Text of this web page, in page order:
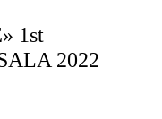
1st
2022